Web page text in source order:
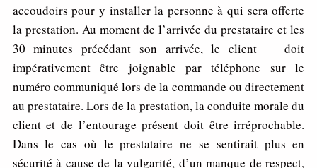
accoudoirs pour y installer la personne à qui sera offerte
la prestation. Au moment de l’arrivée du prestataire et les
30 minutes précédant son arrivée, le client doit
impérativement être joignable par téléphone sur le
numéro communiqué lors de la commande ou directement
au prestataire. Lors de la prestation, la conduite morale du
client et de l’entourage présent doit être irréprochable.
Dans le cas où le prestataire ne se sentirait plus en
sécurité à cause de la vulgarité, d’un manque de respect,